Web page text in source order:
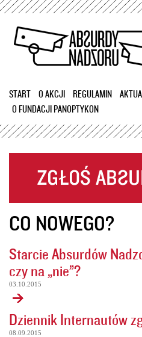
Przejdź
treści
START O AKCJI REGULAMIN
O FUNDACJI PANOPTYKON
CO NOWEGO?
Starcie Absurdów
czy na „nie”?
03.10.2015
Dziennik Internautów
08.09.2015